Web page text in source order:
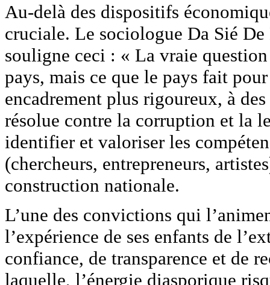
Au-delà des dispositifs
cruciale. Le sociologue Da Sié
souligne ceci : « La vraie
pays, mais ce que le pays fait
encadrement plus rigoureux, à
résolue contre la corruption et la
identifier et valoriser les
(chercheurs, entrepreneurs,
construction nationale.
L’une des convictions qui
l’expérience de ses enfants de
confiance, de transparence et de
laquelle, l’énergie diasporique